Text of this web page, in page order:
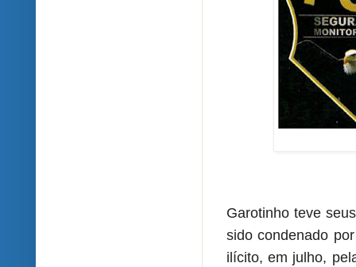
Garotinho teve
sido condenado
ilícito, em julho,